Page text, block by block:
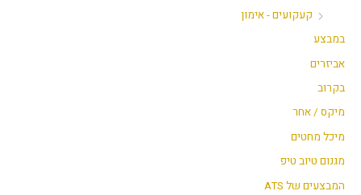
קעקועים - אימון
במבצע
אביזרים
בקרוב
מיקס / אחר
מיכל מחטים
מגנום טיוב טיפ
המבצעים של ATS